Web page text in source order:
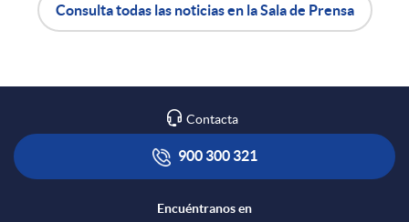
R
e
A
p
l
o
t
Consulta todas las noticias en la Sala de Prensa
Contacta
900 300 321
Encuéntranos en